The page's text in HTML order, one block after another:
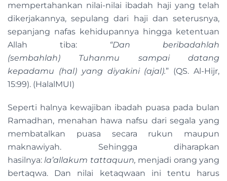
mempertahankan nilai-nilai ibadah haji yang telah
dikerjakannya, sepulang dari haji dan seterusnya,
sepanjang nafas kehidupannya hingga ketentuan
Allah tiba: “Dan beribadahlah
(sembahlah) Tuhanmu sampai datang
kepadamu (hal) yang diyakini (ajal).” (QS. Al-Hijr,
15:99). (HalalMUI)
Seperti halnya kewajiban ibadah puasa pada bulan
Ramadhan, menahan hawa nafsu dari segala yang
membatalkan puasa secara rukun maupun
maknawiyah. Sehingga diharapkan
hasilnya:la’allakum tattaquun, menjadi orang yang
bertaqwa. Dan nilai ketaqwaan ini tentu harus